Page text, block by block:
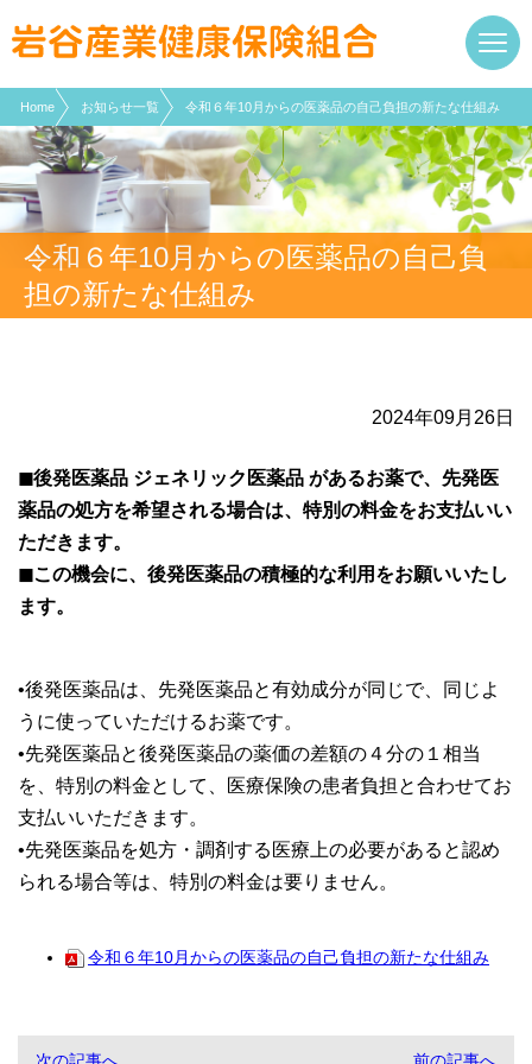
Home お知らせ一覧 令和６年10月からの医薬品の自己負担の新たな仕組み
令和６年10月からの医薬品の自己負
担の新たな仕組み
2024年09月26日
◼後発医薬品 ジェネリック医薬品 があるお薬で、先発医
薬品の処方を希望される場合は、特別の料金をお支払いい
ただきます。
◼この機会に、後発医薬品の積極的な利用をお願いいたし
ます。
•後発医薬品は、先発医薬品と有効成分が同じで、同じよ
うに使っていただけるお薬です。
•先発医薬品と後発医薬品の薬価の差額の４分の１相当
を、特別の料金として、医療保険の患者負担と合わせてお
支払いいただきます。
•先発医薬品を処方・調剤する医療上の必要があると認め
られる場合等は、特別の料金は要りません。
令和６年10月からの医薬品の自己負担の新たな仕組み